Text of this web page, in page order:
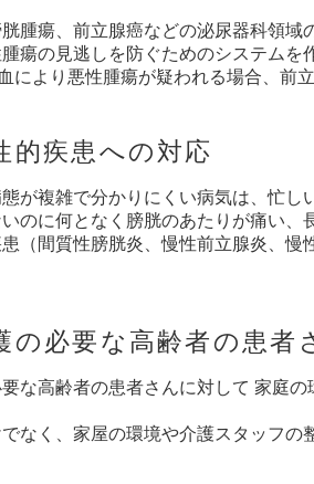
腫瘍、前立腺癌などの泌尿器科領
瘍の見逃しを防ぐためのシステム
により悪性腫瘍が疑われる場合、前
的疾患への対応
が複雑で分かりにくい病気は、忙
のに何となく膀胱のあたりが痛い、
（間質性膀胱炎、慢性前立腺炎、慢
の必要な高齢者の患者
な高齢者の患者さんに対して 家庭
なく、家屋の環境や介護スタッフの